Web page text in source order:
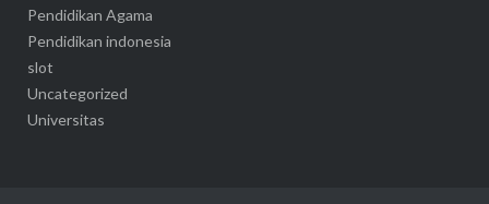
Pendidikan Agama
Pendidikan indonesia
slot
Uncategorized
Universitas